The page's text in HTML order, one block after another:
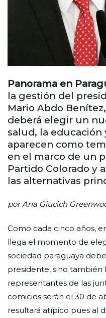
Panorama en
la gestión del
Mario Abdo
deberá elegir un
salud, la educación
aparecen como
en el marco de un
Partido Colorado y
las alternativas
por Ana Giucich
Como cada cinco años,
llega el momento de
sociedad paraguaya
presidente, sino también
representantes de las
comicios serán el 30 de
resultará atípico pues al